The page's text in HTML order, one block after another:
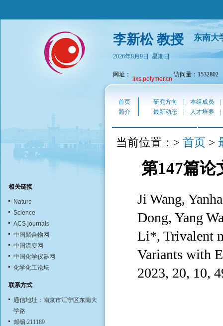
李新松 教授 东南大
2026年8月9日 星期日
网址：
lixs.polymer.cn 访问量：1532802
相关链接
Nature
Science
ACS journals
中国聚合物网
中国流变网
中国化学仪器网
化学化工论坛
联系方式
通信地址：南京市江宁区东南大
学路
邮编:211189
首页 研究方向 本组成员
简介
最新动态 人才培养
当前位置：> 首页 >
第147篇论
Ji Wang,
Dong, Yang
Li*, Trivalent
Variants with
2023, 20, 10,